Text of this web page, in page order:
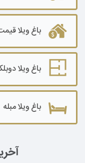
باغ ویلا
باغ ویلا
باغ ویلا مبله